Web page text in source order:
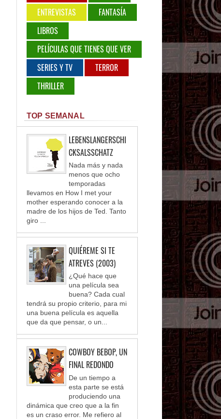
ENTREVISTAS
FANTASÍA
LIBROS
PELÍCULAS QUE TIENES QUE VER
SERIES Y TV
TERROR
THRILLER
TOP SEMANAL
LEBENSLANGERSCHI
CKSALSSCHATZ
Nada más y nada
menos que ocho
temporadas
llevamos en How I met your
mother esperando conocer a la
madre de los hijos de Ted. Tanto
giro ...
QUIÉREME SI TE
ATREVES (2003)
¿Qué hace que
una película sea
buena? Cada cual
tendrá su propio criterio, para mi
una buena película es aquella
que da que pensar, o un...
COWBOY BEBOP, UN
FINAL REDONDO
De un tiempo a
esta parte se está
produciendo una
dinámica que creo que a la fin
es un craso error. Me refiero al